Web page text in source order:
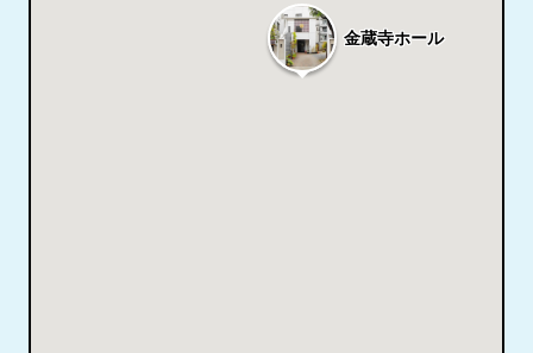
金蔵寺ホール